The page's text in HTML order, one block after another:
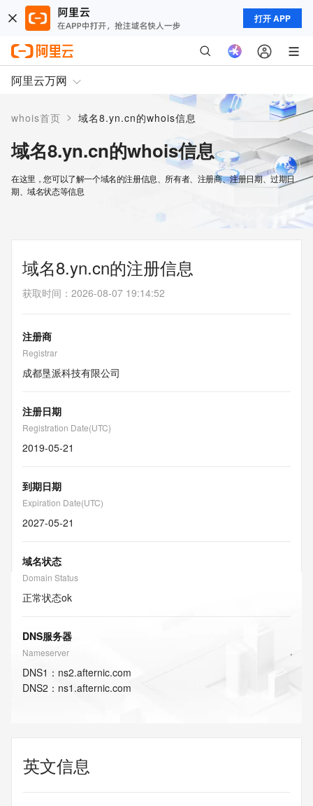
打开 APP
阿里云万网
whois首页 > 域名8.yn.cn的whois信息
域名8.yn.cn的whois信息
在这里，您可以了解一个域名的注册信息、所有者、注册商、注册日期、过期日
期、域名状态等信息
域名8.yn.cn的注册信息
获取时间 ： 2026-08-07 19:14:52
注册商
Registrar
成都垦派科技有限公司
注册日期
Registration Date(UTC)
2019-05-21
到期日期
Expiration Date(UTC)
2027-05-21
域名状态
Domain Status
正常状态ok
DNS服务器
Nameserver
DNS1 ： ns2.afternic.com
DNS2 ： ns1.afternic.com
英文信息